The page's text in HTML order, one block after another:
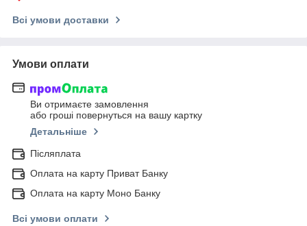
Всі умови доставки
Умови оплати
Ви отримаєте замовлення
або гроші повернуться на вашу картку
Детальніше
Післяплата
Оплата на карту Приват Банку
Оплата на карту Моно Банку
Всі умови оплати